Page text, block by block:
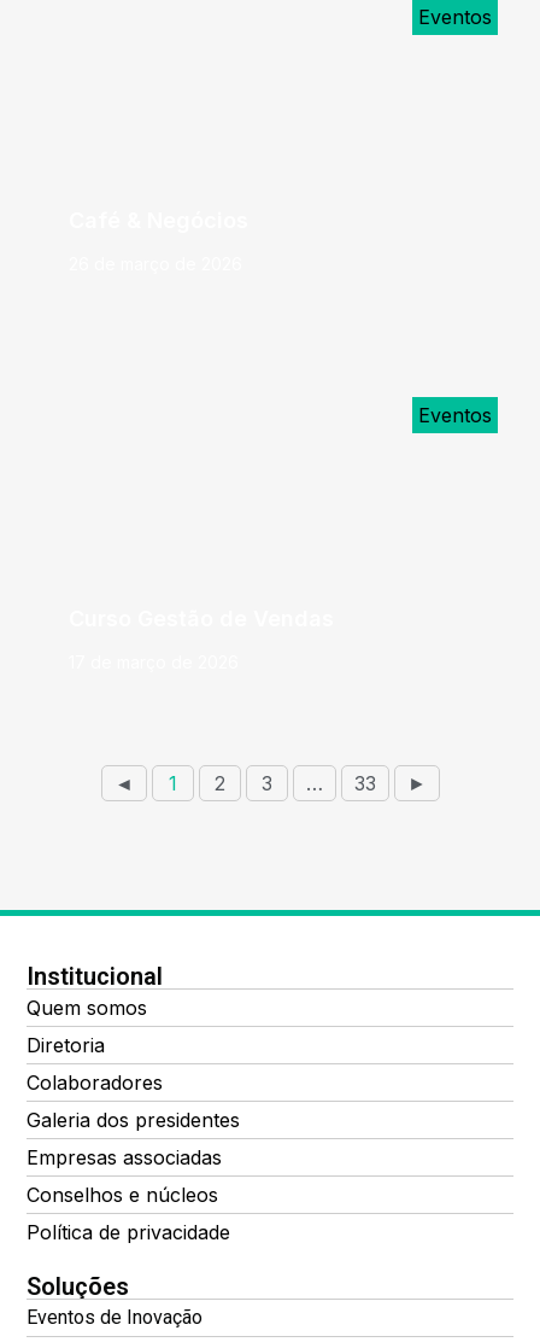
Eventos
Eventos
◄ 1 2 3 … 33 ►
Institucional
Quem somos
Diretoria
Colaboradores
Galeria dos presidentes
Empresas associadas
Conselhos e núcleos
Política de privacidade
Soluções
Eventos de Inovação